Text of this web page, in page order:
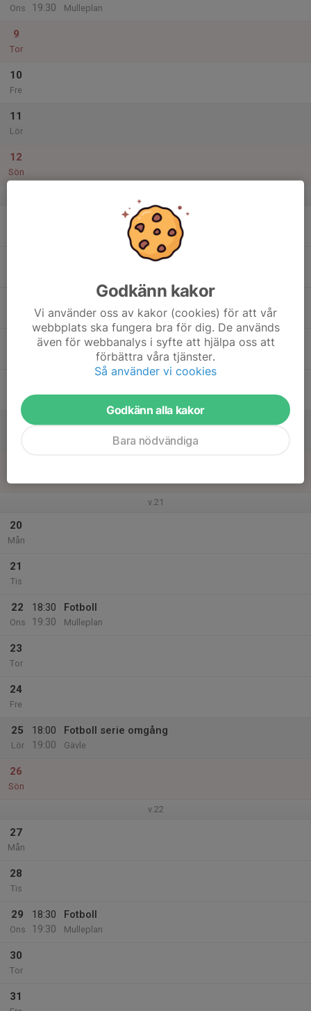
Ons
19:30
Mulleplan
9
Tor
10
Fre
11
Lör
12
Sön
19:30
Mulleplan
v.21
20
Mån
21
Tis
22
Ons
18:30
19:30
Fotboll
Mulleplan
23
Tor
24
Fre
25
Lör
18:00
19:00
Fotboll serie omgång
Gävle
26
Sön
v.22
27
Mån
28
Tis
29
Ons
18:30
19:30
Fotboll
Mulleplan
30
Tor
31
Godkänn kakor
Vi använder oss av kakor (cookies) för att vår
webbplats ska fungera bra för dig. De används
även för webbanalys i syfte att hjälpa oss att
förbättra våra tjänster.
Så använder vi cookies
Godkänn alla kakor
Bara nödvändiga